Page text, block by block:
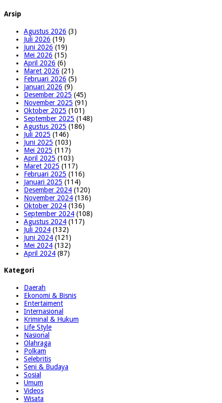
Arsip
Agustus 2026 (3)
Juli 2026 (19)
Juni 2026 (19)
Mei 2026 (15)
April 2026 (6)
Maret 2026 (21)
Februari 2026 (5)
Januari 2026 (9)
Desember 2025 (45)
November 2025 (91)
Oktober 2025 (101)
September 2025 (148)
Agustus 2025 (186)
Juli 2025 (146)
Juni 2025 (103)
Mei 2025 (117)
April 2025 (103)
Maret 2025 (117)
Februari 2025 (116)
Januari 2025 (114)
Desember 2024 (120)
November 2024 (136)
Oktober 2024 (136)
September 2024 (108)
Agustus 2024 (117)
Juli 2024 (132)
Juni 2024 (121)
Mei 2024 (132)
April 2024 (87)
Kategori
Daerah
Ekonomi & Bisnis
Entertaiment
Internasional
Kriminal & Hukum
Life Style
Nasional
Olahraga
Polkam
Selebritis
Seni & Budaya
Sosial
Umum
Videos
Wisata